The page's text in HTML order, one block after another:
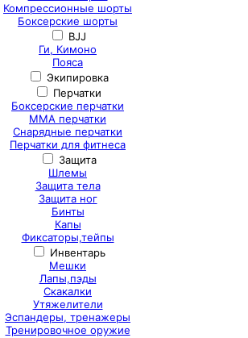
Компрессионные шорты
Боксерские шорты
BJJ
Ги, Кимоно
Пояса
Экипировка
Перчатки
Боксерские перчатки
ММА перчатки
Снарядные перчатки
Перчатки для фитнеса
Защита
Шлемы
Защита тела
Защита ног
Бинты
Капы
Фиксаторы,тейпы
Инвентарь
Мешки
Лапы,пэды
Скакалки
Утяжелители
Эспандеры, тренажеры
Тренировочное оружие